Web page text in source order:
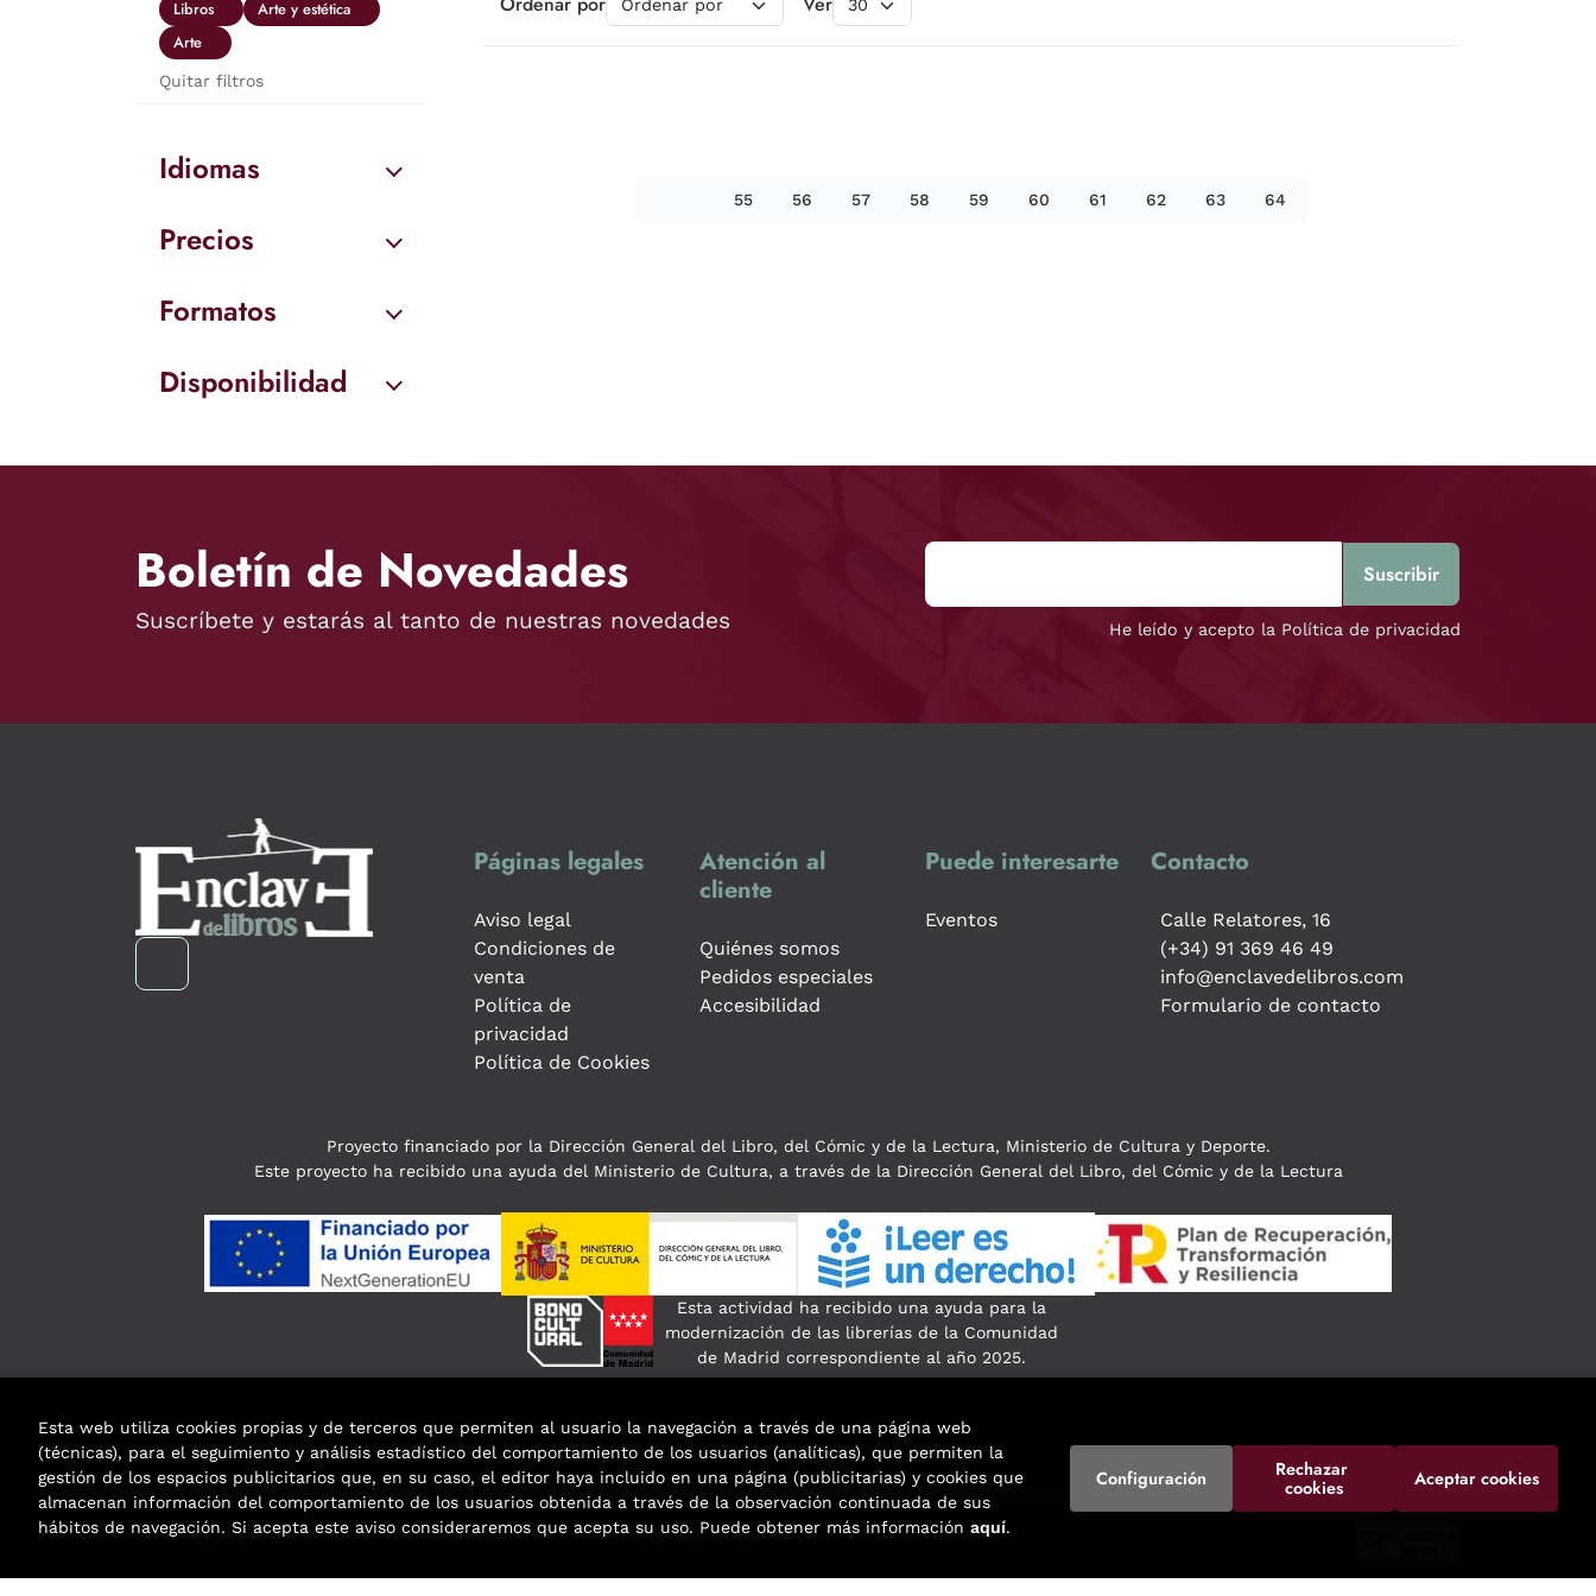
Libros
Arte y estética
Arte
Quitar filtros
Idiomas
Precios
Formatos
Disponibilidad
55 56 57 58 59 60 61 62 63 64
Boletín de Novedades
Suscríbete y estarás al tanto de nuestras novedades He leído y acepto la Política de privacidad
Páginas legales
Aviso legal
Condiciones de
venta
Política de
privacidad
Política de Cookies
Atención al
cliente
Quiénes somos
Pedidos especiales
Accesibilidad
Puede interesarte
Eventos
Contacto
Calle Relatores, 16
(+34) 91 369 46 49
info@enclavedelibros.com
Formulario de contacto
Proyecto financiado por la Dirección General del Libro, del Cómic y de la Lectura, Ministerio de Cultura y Deporte.
Este proyecto ha recibido una ayuda del Ministerio de Cultura, a través de la Dirección General del Libro, del Cómic y de la Lectura
Esta actividad ha recibido una ayuda para la
modernización de las librerías de la Comunidad
de Madrid correspondiente al año 2025.
2026 ©Enclave de libros. Todos los Derechos Reservados |Trevenque Group
Esta web utiliza cookies propias y de terceros que permiten al usuario la navegación a través de una página web
(técnicas), para el seguimiento y análisis estadístico del comportamiento de los usuarios (analíticas), que permiten la
gestión de los espacios publicitarios que, en su caso, el editor haya incluido en una página (publicitarias) y cookies que
almacenan información del comportamiento de los usuarios obtenida a través de la observación continuada de sus
hábitos de navegación. Si acepta este aviso consideraremos que acepta su uso. Puede obtener más información aquí.
Configuración
Rechazar
cookies
Aceptar cookies